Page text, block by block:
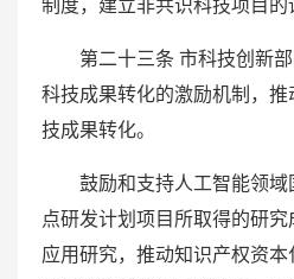
制度，建立非共识科技项目的
第二十三条 市科技创新部
科技成果转化的激励机制，
技成果转化。
鼓励和支持人工智能领域
点研发计划项目所取得的研
应用研究，推动知识产权资